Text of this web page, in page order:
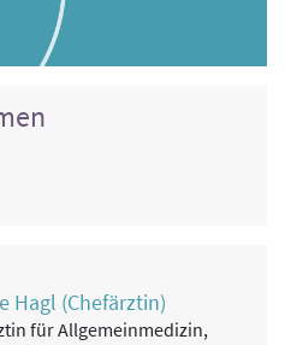
Hagl (Chefärztin)
für Allgemeinmedizin,